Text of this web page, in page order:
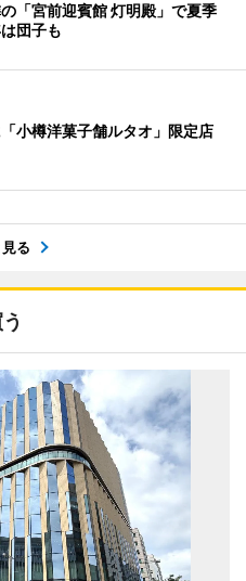
「宮前迎賓館 灯明殿」で夏季
団子も
小樽洋菓子舗ルタオ」限定店
る